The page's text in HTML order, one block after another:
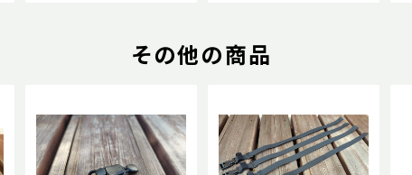
その他の商品